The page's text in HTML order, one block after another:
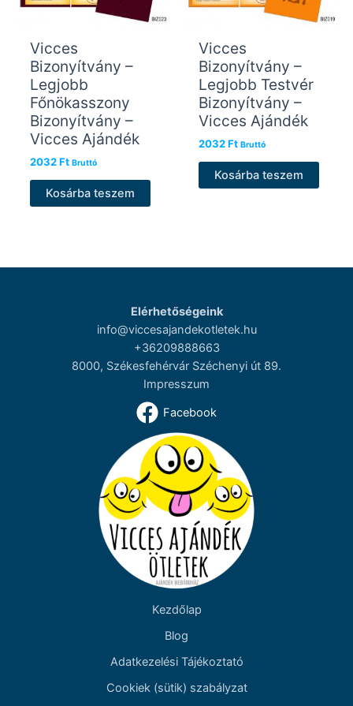
Vicces
Bizonyítvány –
Legjobb
Főnökasszony
Bizonyítvány –
Vicces Ajándék
2032Ft Bruttó
Kosárba teszem
Vicces
Bizonyítvány –
Legjobb Testvér
Bizonyítvány –
Vicces Ajándék
2032Ft Bruttó
Kosárba teszem
Elérhetőségeink
info@viccesajandekotletek.hu
+36209888663
8000, Székesfehérvár Széchenyi út 89.
Impresszum
Facebook
Kezdőlap
Blog
Adatkezelési Tájékoztató
Cookiek (sütik) szabályzat